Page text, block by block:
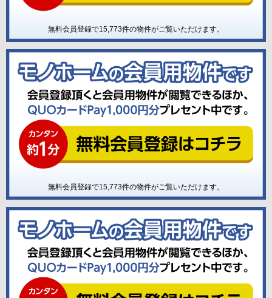
無料会員登録で15,773件の物件がご覧いただけます。
無料会員登録で15,773件の物件がご覧いただけます。